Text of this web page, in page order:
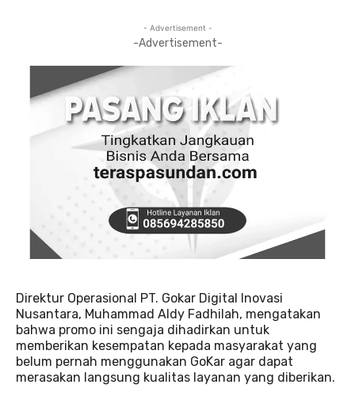
- Advertisement -
-Advertisement-
Direktur Operasional PT. Gokar Digital Inovasi
Nusantara, Muhammad Aldy Fadhilah, mengatakan
bahwa promo ini sengaja dihadirkan untuk
memberikan kesempatan kepada masyarakat yang
belum pernah menggunakan GoKar agar dapat
merasakan langsung kualitas layanan yang diberikan.